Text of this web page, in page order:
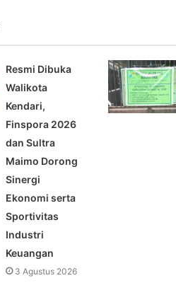
Resmi Dibuka
Walikota
Kendari,
Finspora 2026
dan Sultra
Maimo Dorong
Sinergi
Ekonomi serta
Sportivitas
Industri
Keuangan
3 Agustus 2026